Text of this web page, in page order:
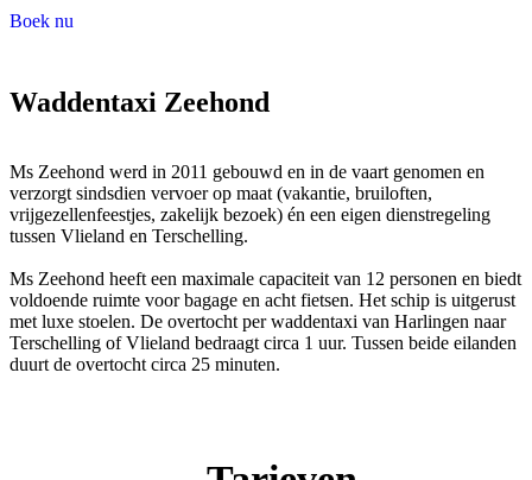
Boek nu
Waddentaxi Zeehond
Ms Zeehond werd in 2011 gebouwd en in de vaart genomen en
verzorgt sindsdien vervoer op maat (vakantie, bruiloften,
vrijgezellenfeestjes, zakelijk bezoek) én een eigen dienstregeling
tussen Vlieland en Terschelling.
Ms Zeehond heeft een maximale capaciteit van 12 personen en biedt
voldoende ruimte voor bagage en acht fietsen. Het schip is uitgerust
met luxe stoelen. De overtocht per waddentaxi van Harlingen naar
Terschelling of Vlieland bedraagt circa 1 uur. Tussen beide eilanden
duurt de overtocht circa 25 minuten.